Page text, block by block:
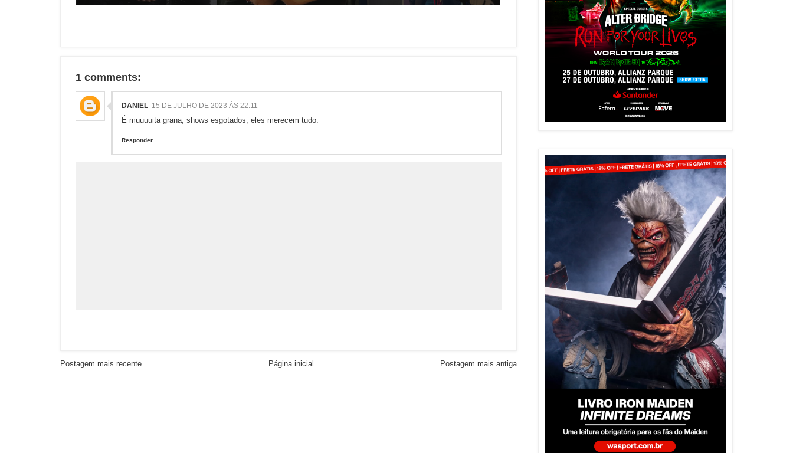
1 comments:
DANIEL 15 DE JULHO DE 2023 ÀS 22:11
É muuuuita grana, shows esgotados, eles merecem tudo.
Responder
Postagem mais recente Postagem mais antiga
Página inicial